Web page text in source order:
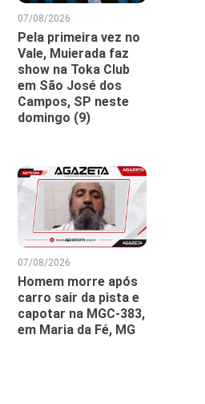
07/08/2026
Pela primeira vez no
Vale, Muierada faz
show na Toka Club
em São José dos
Campos, SP neste
domingo (9)
07/08/2026
Homem morre após
carro sair da pista e
capotar na MGC-383,
em Maria da Fé, MG